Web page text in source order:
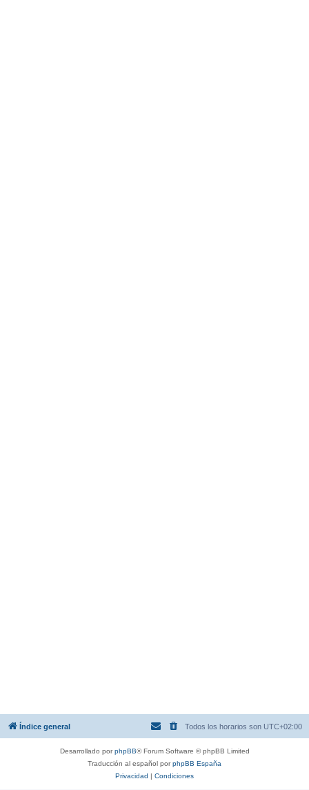
Índice general Todos los horarios son UTC+02:00
Desarrollado porphpBB® Forum Software © phpBB Limited
Traducción al español porphpBB España
Privacidad
Condiciones